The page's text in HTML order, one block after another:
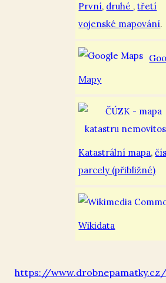
První, druhé ,třetí
vojenské mapování.
Mapy
Katastrální mapa,
parcely (přibližné)
Wikidata
https://www.drobnepamatky.cz/